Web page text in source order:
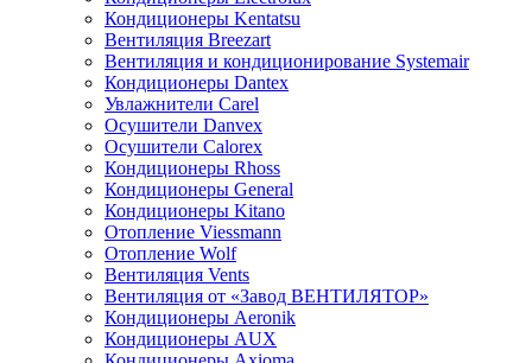
Кондиционеры Kentatsu
Вентиляция Breezart
Вентиляция и кондиционирование Systemair
Кондиционеры Dantex
Увлажнители Carel
Осушители Danvex
Осушители Calorex
Кондиционеры Rhoss
Кондиционеры General
Кондиционеры Kitano
Отопление Viessmann
Отопление Wolf
Вентиляция Vents
Вентиляция от «Завод ВЕНТИЛЯТОР»
Кондиционеры Aeronik
Кондиционеры AUX